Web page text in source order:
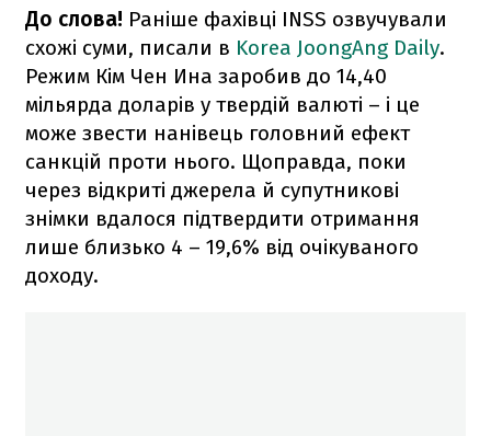
До слова! Раніше фахівці INSS озвучували
схожі суми, писали в Korea JoongAng Daily.
Режим Кім Чен Ина заробив до 14,40
мільярда доларів у твердій валюті – і це
може звести нанівець головний ефект
санкцій проти нього. Щоправда, поки
через відкриті джерела й супутникові
знімки вдалося підтвердити отримання
лише близько 4 – 19,6% від очікуваного
доходу.